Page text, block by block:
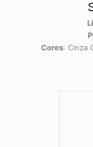
Cores:Cinza